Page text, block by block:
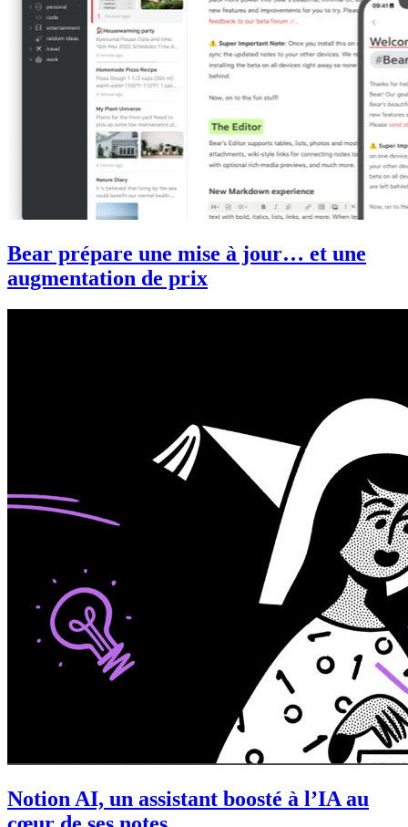
Bear prépare une mise à jour… et une
augmentation de prix
Notion AI, un assistant boosté à l’IA au